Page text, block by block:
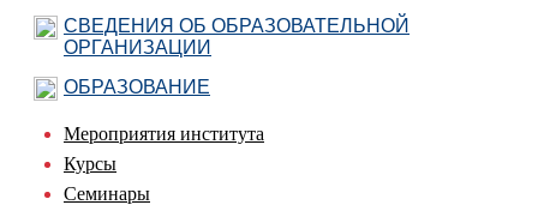
СВЕДЕНИЯ ОБ ОБРАЗОВАТЕЛЬНОЙ
ОРГАНИЗАЦИИ
ОБРАЗОВАНИЕ
Мероприятия института
Курсы
Семинары